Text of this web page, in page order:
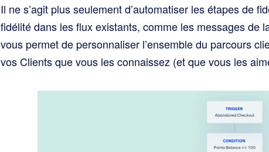
Il ne s’agit plus seulement d’automatiser les étapes de
fidélité dans les flux existants, comme les messages de
vous permet de personnaliser l’ensemble du parcours
vos Clients que vous les connaissez (et que vous les